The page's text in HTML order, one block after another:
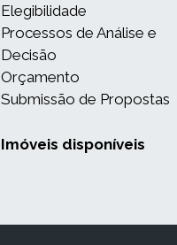
Elegibilidade
Processos de Análise e
Decisão
Orçamento
Submissão de Propostas
Imóveis disponíveis